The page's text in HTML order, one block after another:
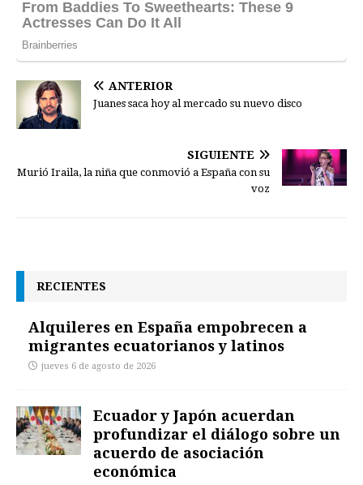
ANTERIOR
Juanes saca hoy al mercado su nuevo disco
SIGUIENTE
Murió Iraila, la niña que conmovió a España con su
voz
RECIENTES
Alquileres en España empobrecen a
migrantes ecuatorianos y latinos
jueves 6 de agosto de 2026
Ecuador y Japón acuerdan
profundizar el diálogo sobre un
acuerdo de asociación
económica